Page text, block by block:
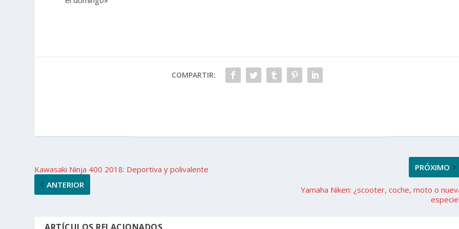
COMPARTIR:
Kawasaki Ninja 400 2018: Deportiva y polivalente
ANTERIOR
PRÓXIMO
Yamaha Niken: ¿scooter, coche, moto o